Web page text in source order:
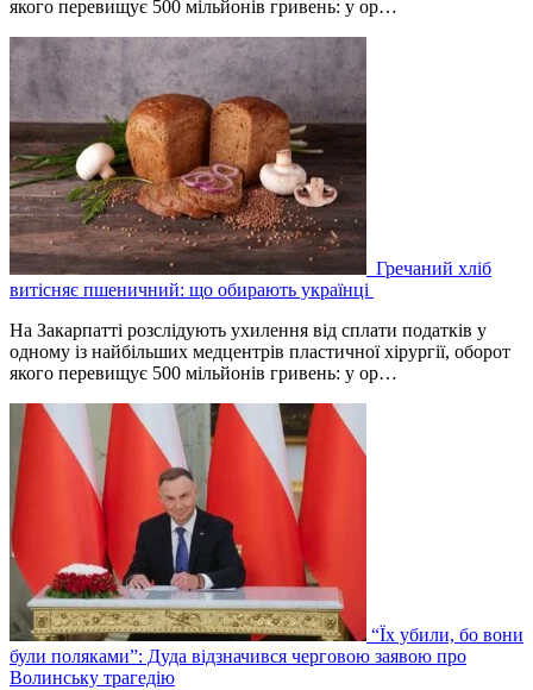
якого перевищує 500 мільйонів гривень: у ор…
Гречаний хліб
витісняє пшеничний: що обирають українці
На Закарпатті розслідують ухилення від сплати податків у
одному із найбільших медцентрів пластичної хірургії, оборот
якого перевищує 500 мільйонів гривень: у ор…
“Їх убили, бо вони
були поляками”: Дуда відзначився черговою заявою про
Волинську трагедію